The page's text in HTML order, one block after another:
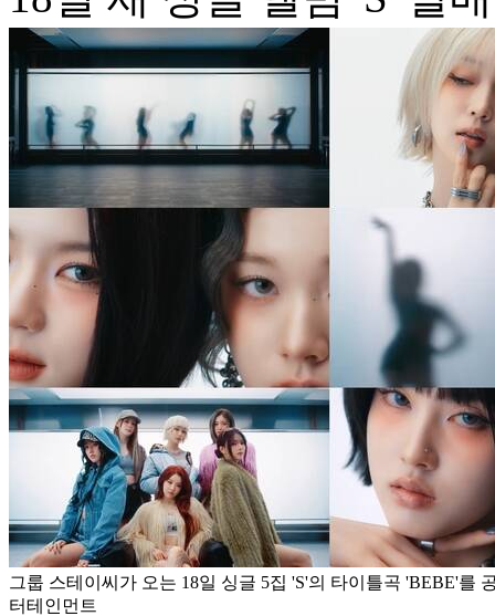
그룹 스테이씨가 오는 18일 싱글 5집 'S'의 타이틀곡 'BEBE'를
터테인먼트